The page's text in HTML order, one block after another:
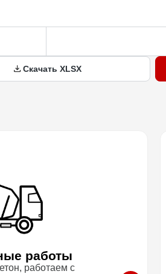
Скачать XLSX
работы
работаем с